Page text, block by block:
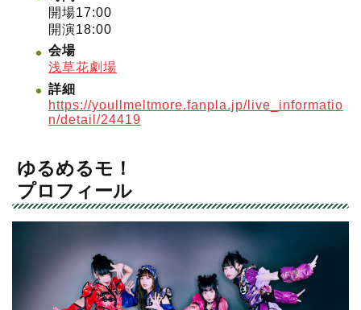
開場17:00
開演18:00
会場
浅草花劇場
詳細
https://youllmeltmore.fanpla.jp/live_informatio
n/detail/24419
ゆるめるモ！
プロフィール